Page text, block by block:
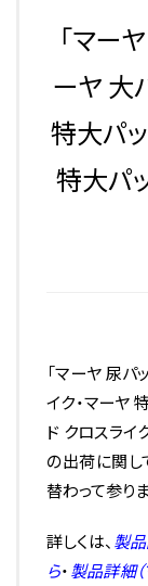
「マー
ーヤ 大
特大パ
特大パ
「マーヤ 尿パ
イク・マーヤ
ド クロスライ
の出荷に関し
替わって参り
詳しくは、 製品
ら・製品詳細